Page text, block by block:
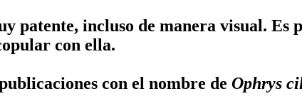
patente, incluso de manera visual.
con ella.
con el nombre de Ophrys